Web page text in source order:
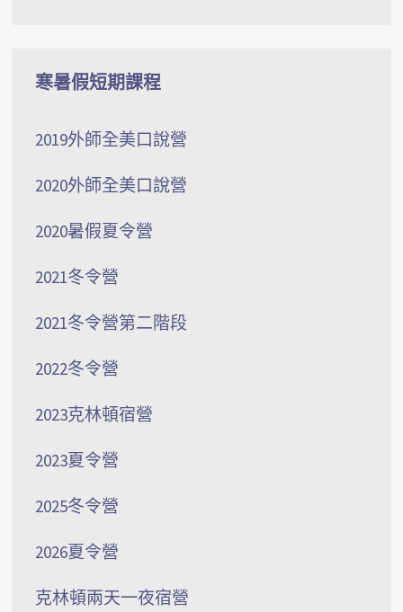
寒暑假短期課程
2019外師全美口說營
2020外師全美口說營
2020暑假夏令營
2021冬令營
2021冬令營第二階段
2022冬令營
2023克林頓宿營
2023夏令營
2025冬令營
2026夏令營
克林頓兩天一夜宿營